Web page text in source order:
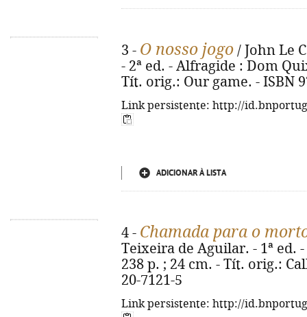
3 - O nosso jogo / John Le
- 2ª ed. - Alfragide : Dom
Tít. orig.: Our game. - ISBN
Link persistente: http://
ADICIONAR À LISTA
4 - Chamada para o
Teixeira de Aguilar. - 1ª ed.
238 p. ; 24 cm. - Tít. orig.:
20-7121-5
Link persistente: http://